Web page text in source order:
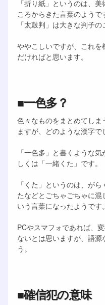
「折り紙」というのは、
ころからきた言葉のようで
「太鼓判」は大きな判子の
ややこしいですが、これ
だければと思います。
■一色多？
色々なものをまとめてし
ますが、どのような漢字で
「一色多」と書くような
しくは「一緒くた」です。
「くた」というのは、が
たなどとごちゃごちゃに
いう言葉になったようです。
PCやスマフォであれば、
ないとは思いますが、語源
う。
■確信犯の意味